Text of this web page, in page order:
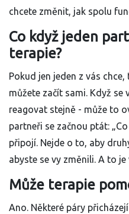
chcete změnit, jak spolu
Co když jeden
terapie?
Pokud jen jeden z vás
můžete začít sami. Když se
reagovat stejně - může to
partneři se začnou ptát:
připojí. Nejde o to, aby
abyste se vy změnili. A to
Může terapie
Ano. Některé páry